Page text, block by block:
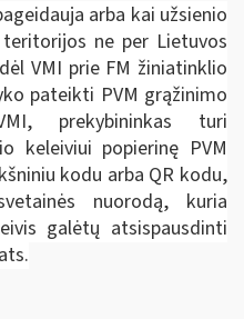
arba kai užsienio
ne per Lietuvos
VMI prie FM žiniatinklio
pateikti PVM grąžinimo
prekybininkas turi
keleiviui popierinę PVM
kodu arba QR kodu,
nuorodą, kuria
galėtų atsispausdinti